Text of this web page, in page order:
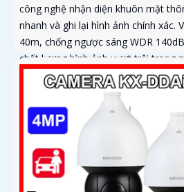
công nghệ nhận diện khuôn mặt
nhanh và ghi lại hình ảnh chính xác.
40m, chống ngược sáng WDR
chất lượng hình ảnh vượt trội trong